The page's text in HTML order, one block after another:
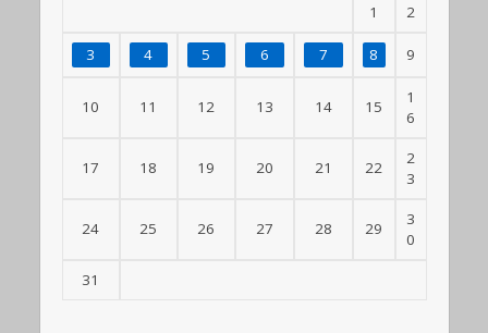
1 2
3 4 5 6 7 8 9
10 11 12 13 14 15
1
6
17 18 19 20 21 22
2
3
24 25 26 27 28 29
3
0
31